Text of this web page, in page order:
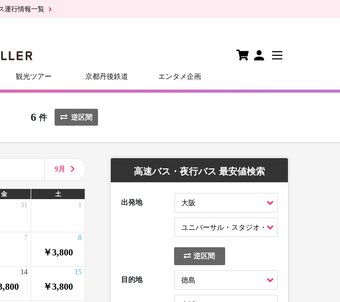
運行情報一覧
観光ツアー 京都丹後鉄道 エンタメ企画
6 件 逆区間
9月
金 土
31 1
7
￥3,800
8
14
￥3,800
15
高速バス・夜行バス 最安値検索
出発地
逆区間
目的地